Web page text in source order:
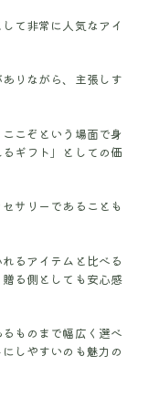
て非常に人気なアイ
りながら、主張しす
こぞという場面で身
ギフト」としての価
サリーであることも
るアイテムと比べる
る側としても安心感
ものまで幅広く選べ
しやすいのも魅力の